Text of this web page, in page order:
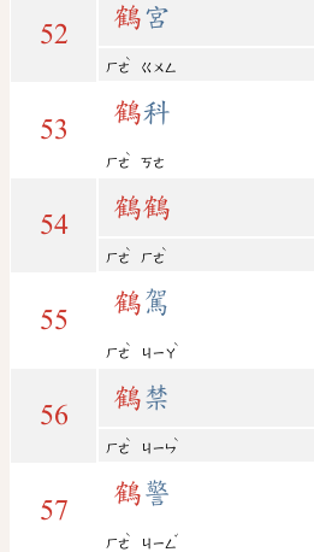
52
鶴宮
ㄏㄜ
ˋ
ㄍㄨㄥ
53
鶴科
ㄏㄜ
ˋ
ㄎㄜ
54
鶴鶴
ㄏㄜ
ˋ
ㄏㄜ
ˋ
55
鶴駕
ㄏㄜ
ˋ
ㄐㄧㄚ
ˋ
56
鶴禁
ㄏㄜ
ˋ
ㄐㄧㄣ
ˋ
57
鶴警
ㄏㄜ
ˋ
ㄐㄧㄥ
ˇ